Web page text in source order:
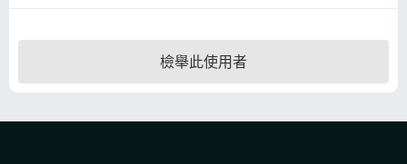
加
元
檢舉此使用者